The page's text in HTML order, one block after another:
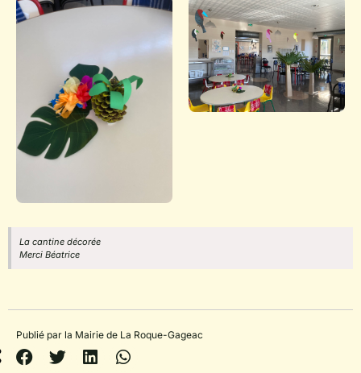
La cantine décorée
Merci Béatrice
Publié par la Mairie de La Roque-Gageac